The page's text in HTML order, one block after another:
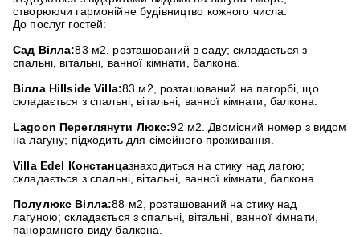
створюючи гармонійне будівництво кожного числа.
До послуг гостей:
Сад Вілла:83 м2, розташований в саду; складається з
спальні, вітальні, ванної кімнати, балкона.
Вілла Hillside Villa:83 м2, розташований на пагорбі, що
складається з спальні, вітальні, ванної кімнати, балкона.
Lagoon Переглянути Люкс:92 м2. Двомісний номер з видом
на лагуну; підходить для сімейного проживання.
Villa Edel Констанцазнаходиться на стику над лагою;
складається з спальні, вітальні, ванної кімнати, балкона.
Полулюкс Вілла:88 м2, розташований на стику над
лагуною; складається з спальні, вітальні, ванної кімнати,
панорамного виду балкона.